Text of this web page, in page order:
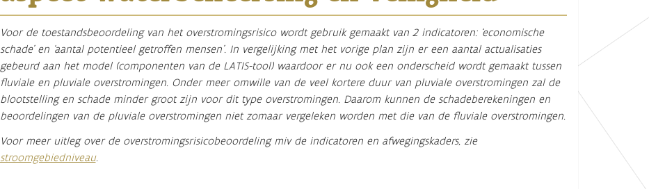
Voor de toestandsbeoordeling van het overstromingsrisico wordt gebruik gemaakt van 2 indicatoren: ‘economische
schade’ en ‘aantal potentieel getroffen mensen’. In vergelijking met het vorige plan zijn er een aantal actualisaties
gebeurd aan het model (componenten van de LATIS-tool) waardoor er nu ook een onderscheid wordt gemaakt tussen
fluviale en pluviale overstromingen. Onder meer omwille van de veel kortere duur van pluviale overstromingen zal de
blootstelling en schade minder groot zijn voor dit type overstromingen. Daarom kunnen de schadeberekeningen en
beoordelingen van de pluviale overstromingen niet zomaar vergeleken worden met die van de fluviale overstromingen.
Voor meer uitleg over de overstromingsrisicobeoordeling miv de indicatoren en afwegingskaders, zie
stroomgebiedniveau.